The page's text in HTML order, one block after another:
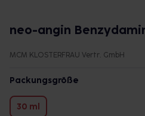
neo-angin
MCM KLOSTERFRAU Vertr. GmbH
Packungsgröße
30 ml